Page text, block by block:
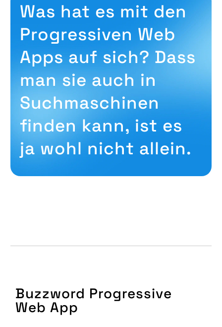
Was hat es mit den
Progressiven Web
Apps auf sich? Dass
man sie auch in
Suchmaschinen
finden kann, ist es
ja wohl nicht allein.
Buzzword Progressive
Web App